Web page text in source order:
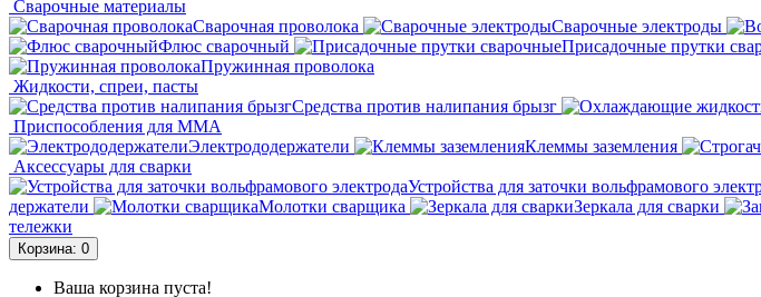
Сварочные материалы
Сварочная проволока
Сварочные электроды
Флюс сварочный
Присадочные прутки
Пружинная проволока
Жидкости, спреи, пасты
Средства против налипания брызг
Приспособления для ММА
Электрододержатели
Клеммы заземления
Аксессуары для сварки
Устройства для заточки вольфрамового
держатели
Молотки сварщика Зеркала для сварки
тележки
Корзина: 0
Ваша корзина пуста!